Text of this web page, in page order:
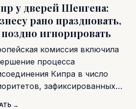
у дверей Шенгена:
рано праздновать,
игнорировать
комиссия включила
процесса
Кипра в число
зафиксированных…
→